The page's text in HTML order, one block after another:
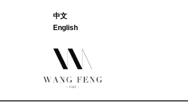
中文
English